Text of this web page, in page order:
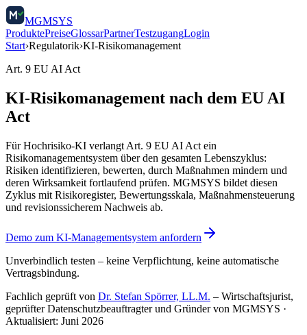
MGMSYS
ProduktePreiseGlossarPartnerTestzugangLogin
Start›Regulatorik›KI-Risikomanagement
Art. 9 EU AI Act
KI-Risikomanagement nach dem EU AI
Act
Für Hochrisiko-KI verlangt Art. 9 EU AI Act ein
Risikomanagementsystem über den gesamten Lebenszyklus:
Risiken identifizieren, bewerten, durch Maßnahmen mindern und
deren Wirksamkeit fortlaufend prüfen. MGMSYS bildet diesen
Zyklus mit Risikoregister, Bewertungsskala, Maßnahmensteuerung
und revisionssicherem Nachweis ab.
Demo zum KI-Managementsystem anfordern
Unverbindlich testen – keine Verpflichtung, keine automatische
Vertragsbindung.
Fachlich geprüft von Dr. Stefan Spörrer, LL.M. – Wirtschaftsjurist,
geprüfter Datenschutzbeauftragter und Gründer von MGMSYS ·
Aktualisiert: Juni 2026